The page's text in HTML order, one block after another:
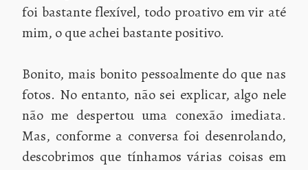
foi bastante flexível, todo proativo em vir até
mim, o que achei bastante positivo.
Bonito, mais bonito pessoalmente do que nas
fotos. No entanto, não sei explicar, algo nele
não me despertou uma conexão imediata.
Mas, conforme a conversa foi desenrolando,
descobrimos que tínhamos várias coisas em